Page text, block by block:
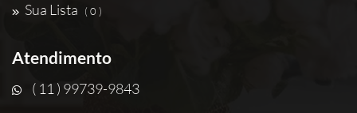
Sua Lista ( 0 )
Atendimento
( 11 ) 99739-9843